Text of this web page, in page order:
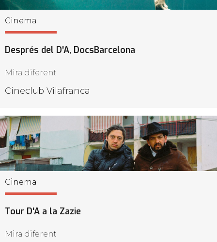
Cinema
Després del D'A, DocsBarcelona
Mira diferent
Cineclub Vilafranca
Cinema
Tour D'A a la Zazie
Mira diferent